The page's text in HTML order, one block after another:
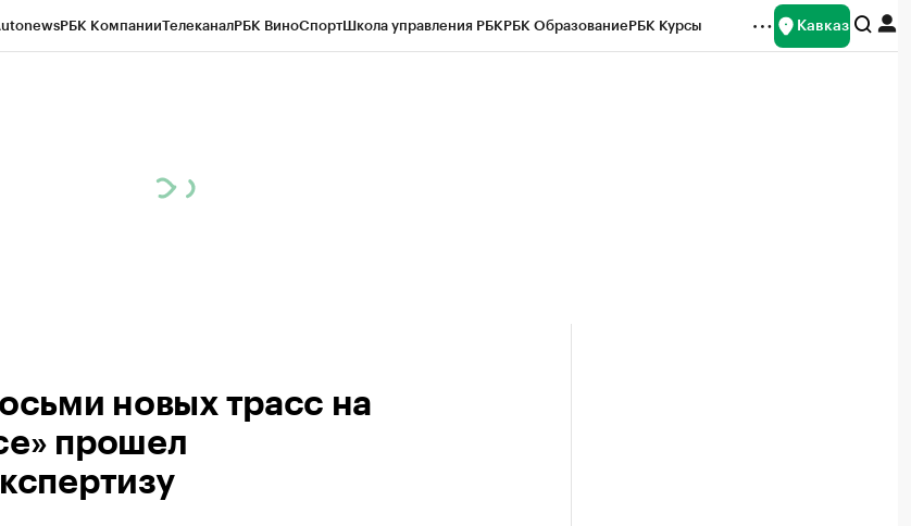
РБК КомпанииТелеканалРБК ВиноСпортШкола управления РБКРБК ОбразованиеРБК Курсы Кавказ
новых трасс на
прошел